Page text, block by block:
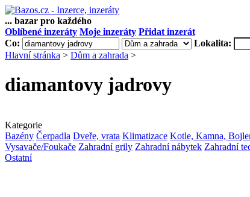
... bazar pro každého
Oblíbené inzeráty Moje inzeráty Přidat inzerát
Co:
Lokalita:
Hlavní stránka > Dům a zahrada >
diamantovy jadrovy
Kategorie
Bazény Čerpadla Dveře, vrata Klimatizace Kotle, Kamna,
Vysavače/Foukače Zahradní grily Zahradní nábytek Zahradní
Ostatní